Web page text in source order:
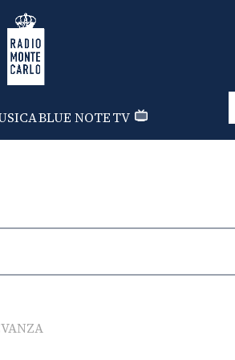
Radio Monte Carlo
BLUE NOTETV